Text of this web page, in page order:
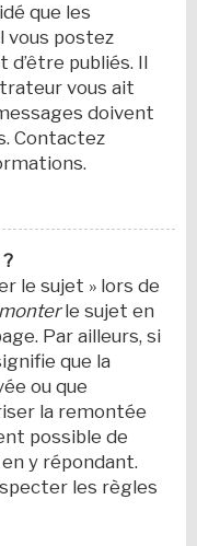
que les
vous postez
d’être publiés. Il
vous ait
doivent
Contactez
le sujet » lors de
le sujet en
Par ailleurs, si
que la
ou que
la remontée
possible de
y répondant.
les règles